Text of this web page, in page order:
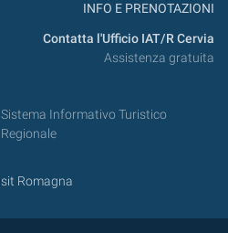
INFO E PRENOTAZIONI
Contatta l'Ufficio IAT/R Cervia
Assistenza gratuita
Sistema Informativo Turistico
Regionale